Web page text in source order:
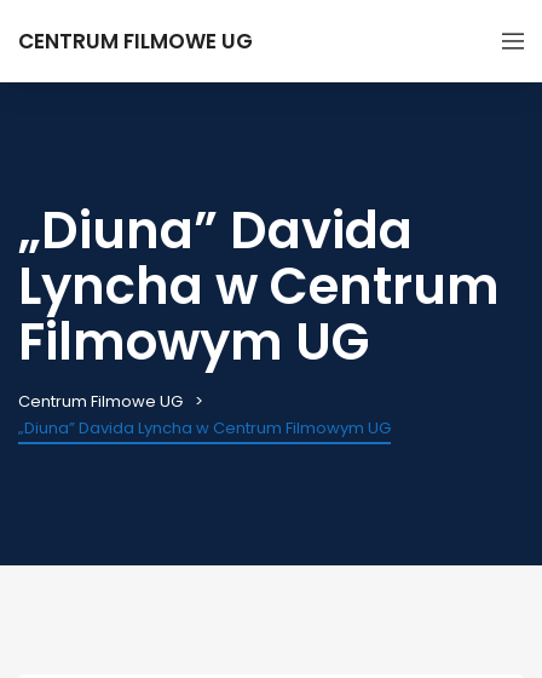
CENTRUM FILMOWE UG
„Diuna” Davida
Lyncha w Centrum
Filmowym UG
Centrum Filmowe UG
„Diuna” Davida Lyncha w Centrum Filmowym UG